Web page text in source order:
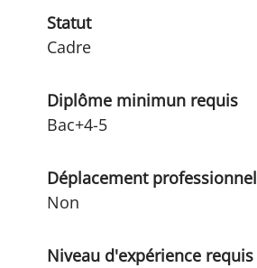
Statut
Cadre
Diplôme minimun requis
Bac+4-5
Déplacement professionnel
Non
Niveau d'expérience requis